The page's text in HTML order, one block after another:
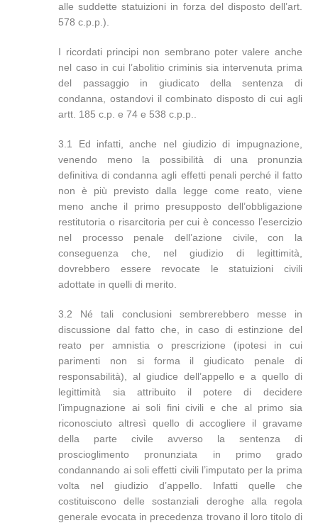
alle suddette statuizioni in forza del disposto dell’art.
578 c.p.p.).
I ricordati principi non sembrano poter valere anche
nel caso in cui l’abolitio criminis sia intervenuta prima
del passaggio in giudicato della sentenza di
condanna, ostandovi il combinato disposto di cui agli
artt. 185 c.p. e 74 e 538 c.p.p..
3.1 Ed infatti, anche nel giudizio di impugnazione,
venendo meno la possibilità di una pronunzia
definitiva di condanna agli effetti penali perché il fatto
non è più previsto dalla legge come reato, viene
meno anche il primo presupposto dell’obbligazione
restitutoria o risarcitoria per cui è concesso l’esercizio
nel processo penale dell’azione civile, con la
conseguenza che, nel giudizio di legittimità,
dovrebbero essere revocate le statuizioni civili
adottate in quelli di merito.
3.2 Né tali conclusioni sembrerebbero messe in
discussione dal fatto che, in caso di estinzione del
reato per amnistia o prescrizione (ipotesi in cui
parimenti non si forma il giudicato penale di
responsabilità), al giudice dell’appello e a quello di
legittimità sia attribuito il potere di decidere
l’impugnazione ai soli fini civili e che al primo sia
riconosciuto altresì quello di accogliere il gravame
della parte civile avverso la sentenza di
proscioglimento pronunziata in primo grado
condannando ai soli effetti civili l’imputato per la prima
volta nel giudizio d’appello. Infatti quelle che
costituiscono delle sostanziali deroghe alla regola
generale evocata in precedenza trovano il loro titolo di